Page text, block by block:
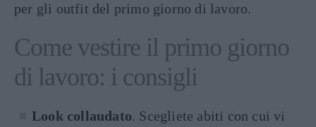
per gli outfit del primo giorno di lavoro.
Come vestire il primo giorno
di lavoro: i consigli
Look collaudato. Scegliete abiti con cui vi